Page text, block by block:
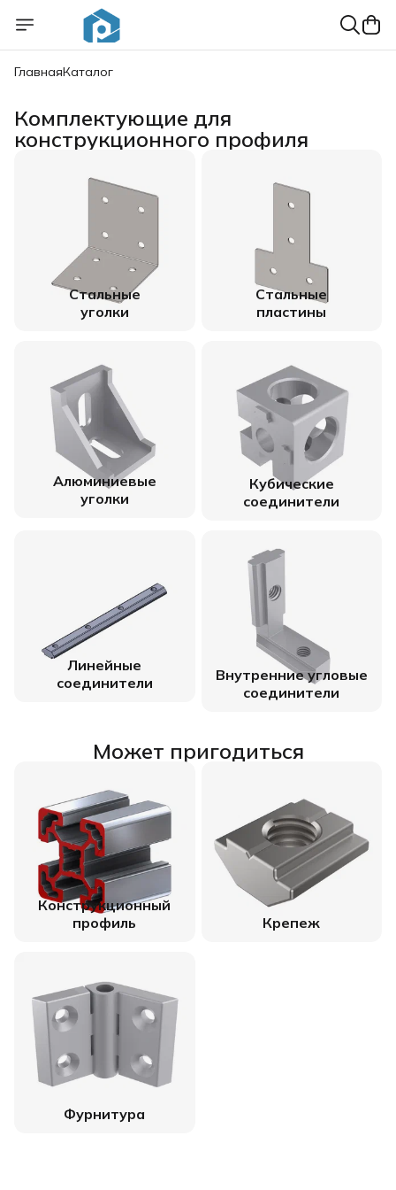
ГлавнаяКаталог
Комплектующие для
конструкционного профиля
Стальные
уголки
Стальные
пластины
Алюминиевые
уголки
Кубические
соединители
Линейные
соединители
Внутренние угловые
соединители
Может пригодиться
Конструкционный
профиль
Крепеж
Фурнитура